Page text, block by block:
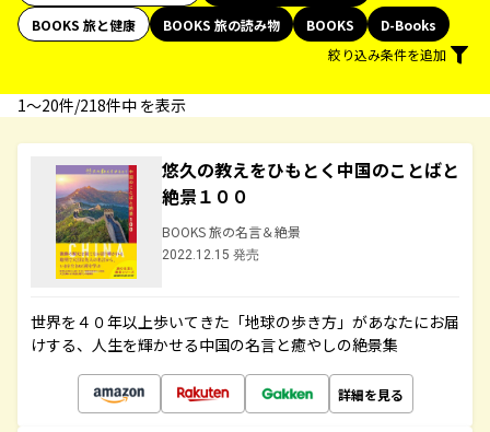
BOOKS 旅と健康
BOOKS 旅の読み物 BOOKS
D-Books
絞り込み条件を追加
1〜20件/218件中 を表示
悠久の教えをひもとく中国のことばと
絶景１００
BOOKS 旅の名言＆絶景
2022.12.15 発売
世界を４０年以上歩いてきた「地球の歩き方」があなたにお届
けする、人生を輝かせる中国の名言と癒やしの絶景集
詳細を見る